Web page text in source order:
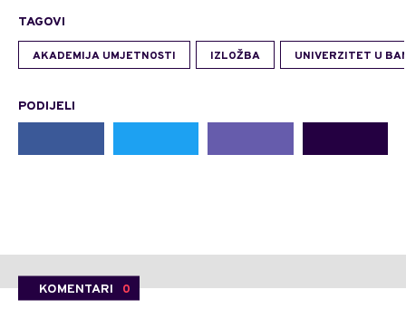
TAGOVI
AKADEMIJA UMJETNOSTI IZLOŽBA UNIVERZITET U
PODIJELI
KOMENTARI 0